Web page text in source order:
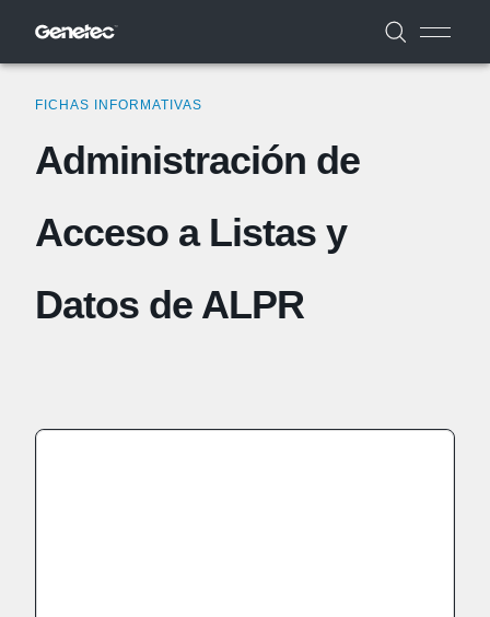
FICHAS INFORMATIVAS
Administración de
Acceso a Listas y
Datos de ALPR